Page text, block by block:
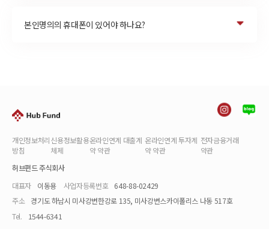
본인명의의 휴대폰이 있어야 하나요?
개인정보처리
방침
신용정보활용
체제
온라인연계 대출계
약 약관
온라인연계 투자계
약 약관
전자금융거래
약관
허브펀드 주식회사
대표자
이동용 사업자등록번호
648-88-02429
주소
경기도 하남시 미사강변한강로 135, 미사강변스카이폴리스 나동 517호
Tel.
1544-6341